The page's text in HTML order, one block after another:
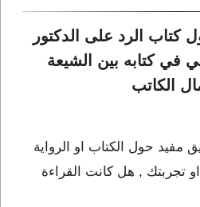
كتاب الرد على الدكتور
في كتابه بين الشيعة
الكاتب
مفيد حول الكتاب او الرواية
تجربتك , هل كانت القراءة